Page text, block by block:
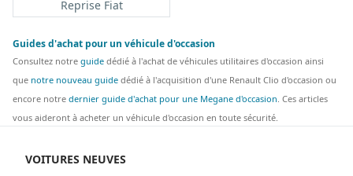
Reprise Fiat
Guides d'achat pour un véhicule d'occasion
Consultez notre guide dédié à l'achat de véhicules utilitaires d'occasion ainsi
que notre nouveau guide dédié à l'acquisition d'une Renault Clio d'occasion ou
encore notre dernier guide d'achat pour une Megane d'occasion. Ces articles
vous aideront à acheter un véhicule d'occasion en toute sécurité.
VOITURES NEUVES